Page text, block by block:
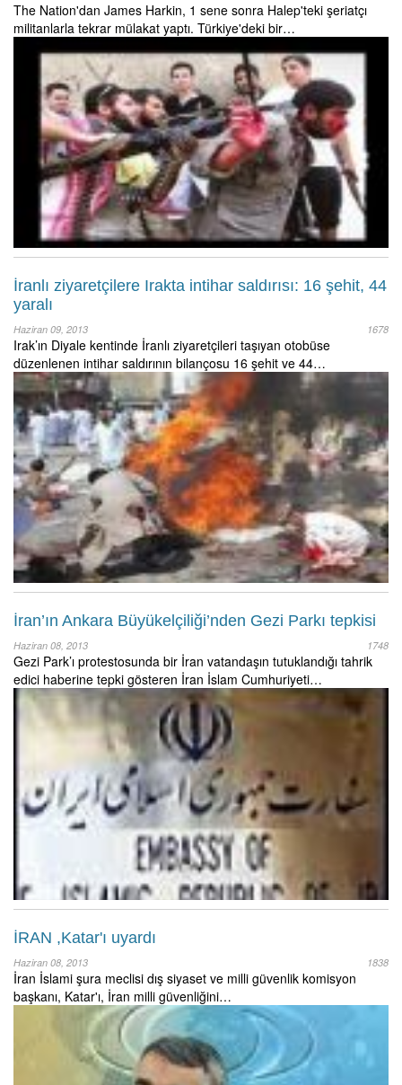
The Nation'dan James Harkin, 1 sene sonra Halep'teki şeriatçı
militanlarla tekrar mülakat yaptı. Türkiye'deki bir…
İranlı ziyaretçilere Irakta intihar saldırısı: 16 şehit, 44
yaralı
Haziran 09, 2013 1678
Irak’ın Diyale kentinde İranlı ziyaretçileri taşıyan otobüse
düzenlenen intihar saldırının bilançosu 16 şehit ve 44…
İran’ın Ankara Büyükelçiliği’nden Gezi Parkı tepkisi
Haziran 08, 2013 1748
Gezi Park’ı protestosunda bir İran vatandaşın tutuklandığı tahrik
edici haberine tepki gösteren İran İslam Cumhuriyeti…
İRAN ,Katar'ı uyardı
Haziran 08, 2013 1838
İran İslami şura meclisi dış siyaset ve milli güvenlik komisyon
başkanı, Katar'ı, İran milli güvenliğini…